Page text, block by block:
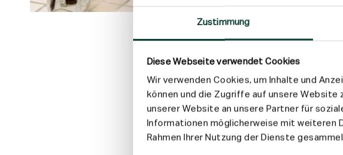
Zustimmung
Diese Webseite verwendet Cookies
Wir verwenden Cookies, um Inhalte und
können und die Zugriffe auf unsere Website
unserer Website an unsere Partner für
Informationen möglicherweise mit weiteren
Rahmen Ihrer Nutzung der Dienste